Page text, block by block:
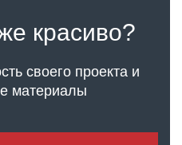
красиво?
своего проектаи
материалы